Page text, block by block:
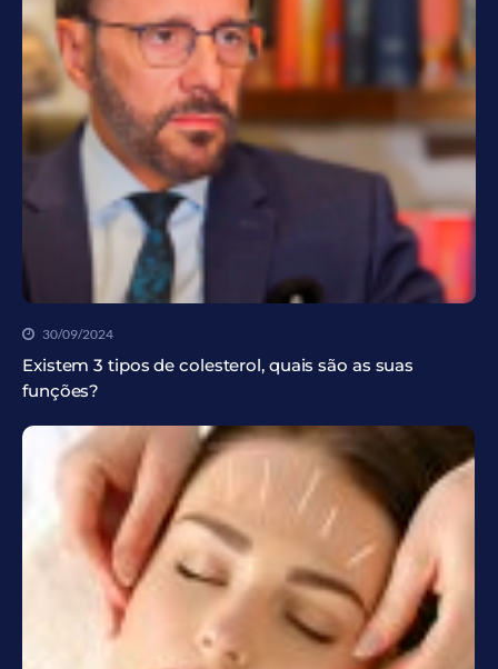
30/09/2024
Existem 3 tipos de colesterol, quais são as suas
funções?